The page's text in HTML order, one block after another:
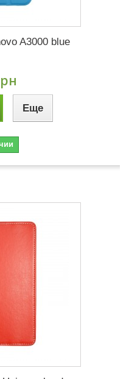
A3000 blue
Еще